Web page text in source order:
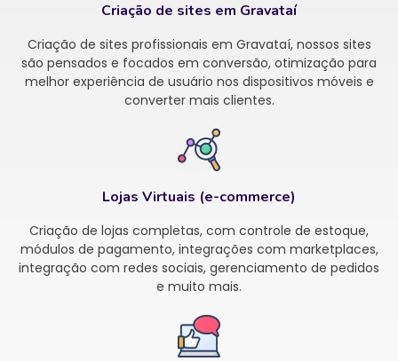
Criação de sites em Gravataí
Criação de sites profissionais em Gravataí, nossos sites
são pensados e focados em conversão, otimização para
melhor experiência de usuário nos dispositivos móveis e
converter mais clientes.
Lojas Virtuais (e-commerce)
Criação de lojas completas, com controle de estoque,
módulos de pagamento, integrações com marketplaces,
integração com redes sociais, gerenciamento de pedidos
e muito mais.